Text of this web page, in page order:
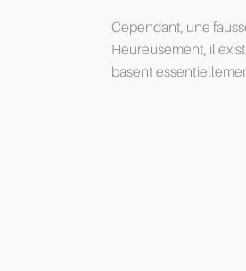
Cependant, une
Heureusement, il
basent